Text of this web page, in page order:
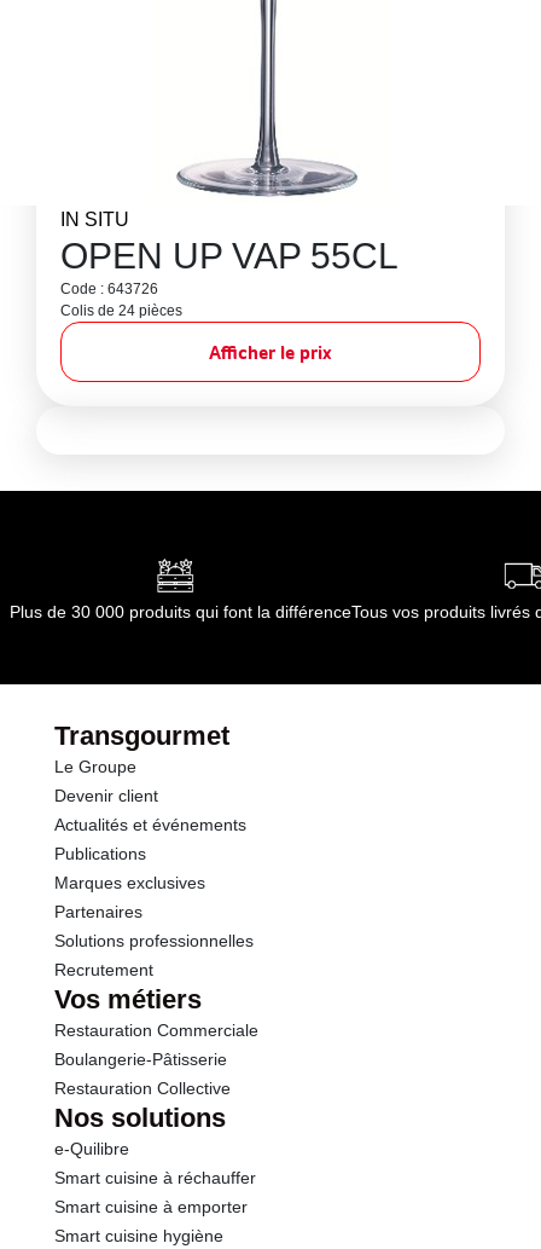
IN SITU
OPEN UP VAP 55CL
Code : 643726
Colis de 24 pièces
Afficher le prix
Plus de 30 000 produits qui font la différenceTous vos produits livrés
Transgourmet
Le Groupe
Devenir client
Actualités et événements
Publications
Marques exclusives
Partenaires
Solutions professionnelles
Recrutement
Vos métiers
Restauration Commerciale
Boulangerie-Pâtisserie
Restauration Collective
Nos solutions
e-Quilibre
Smart cuisine à réchauffer
Smart cuisine à emporter
Smart cuisine hygiène